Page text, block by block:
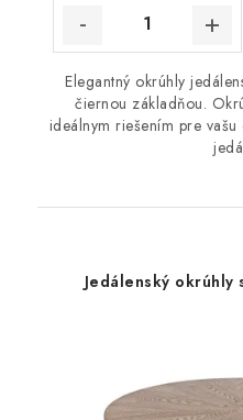
Elegantný okrúhly
čiernou základňou.
ideálnym riešením pre
Jedálenský okrúhly